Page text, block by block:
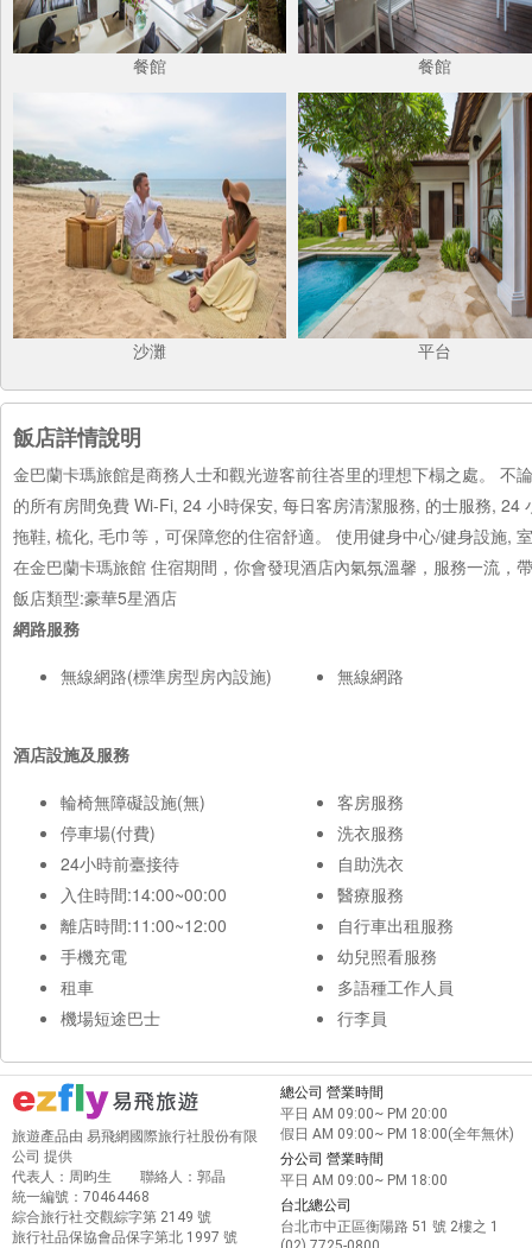
餐館 餐館
沙灘 平台
飯店詳情說明
金巴蘭卡瑪旅館是商務人士和觀光遊客前往峇里的理想下榻之處。
的所有房間免費 Wi-Fi, 24 小時保安, 每日客房清潔服務, 的士服務,
拖鞋, 梳化, 毛巾等，可保障您的住宿舒適。 使用健身中心/健身設施,
在金巴蘭卡瑪旅館 住宿期間，你會發現酒店內氣氛溫馨，服務一流，
飯店類型:豪華5星酒店
網路服務
無線網路(標準房型房內設施)
無線網路
酒店設施及服務
輪椅無障礙設施(無)
停車場(付費)
24小時前臺接待
入住時間:14:00~00:00
離店時間:11:00~12:00
手機充電
租車
機場短途巴士
客房服務
洗衣服務
自助洗衣
醫療服務
自行車出租服務
幼兒照看服務
多語種工作人員
行李員